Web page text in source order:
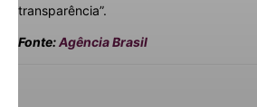
transparência”.
Fonte:Agência Brasil